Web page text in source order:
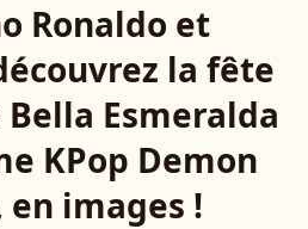
Ronaldo et
la fête
Esmeralda
KPop Demon
en images !